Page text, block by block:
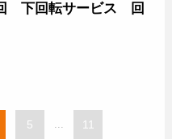
回 下回転サービス 回
5 ... 11